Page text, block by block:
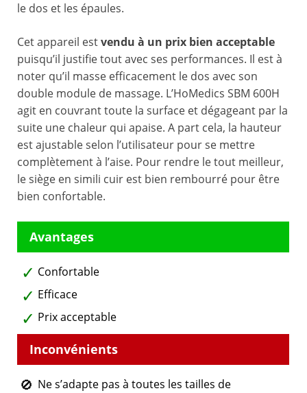
le dos et les épaules.
Cet appareil estvendu à un prix bien acceptable
puisqu’il justifie tout avec ses performances. Il est à
noter qu’il masse efficacement le dos avec son
double module de massage. L’HoMedics SBM 600H
agit en couvrant toute la surface et dégageant par la
suite une chaleur qui apaise. A part cela, la hauteur
est ajustable selon l’utilisateur pour se mettre
complètement à l’aise. Pour rendre le tout meilleur,
le siège en simili cuir est bien rembourré pour être
bien confortable.
Confortable
Efficace
Prix acceptable
Ne s’adapte pas à toutes les tailles de